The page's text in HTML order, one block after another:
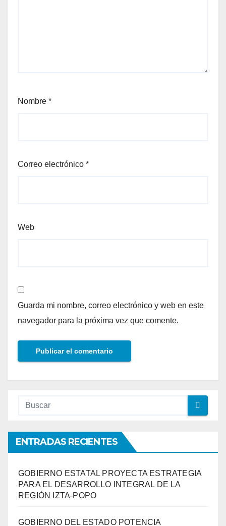
Nombre *
Correo electrónico *
Web
Guarda mi nombre, correo electrónico y web en este
navegador para la próxima vez que comente.
ENTRADAS RECIENTES
GOBIERNO ESTATAL PROYECTA ESTRATEGIA
PARA EL DESARROLLO INTEGRAL DE LA
REGIÓN IZTA-POPO
GOBIERNO DEL ESTADO POTENCIA